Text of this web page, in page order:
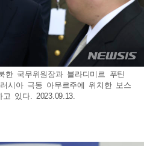
한 국무위원장과 블라디미르 푸틴
시아 극동 아무르주에 위치한 보스
있다. 2023.09.13.